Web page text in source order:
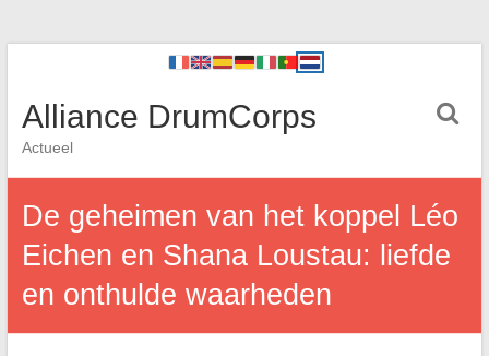
Alliance DrumCorps
Actueel
De geheimen van het koppel Léo
Eichen en Shana Loustau: liefde
en onthulde waarheden